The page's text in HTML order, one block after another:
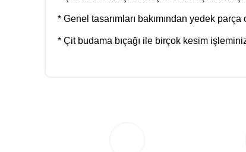
* Genel tasarımları bakımından yedek parça
* Çit budama bıçağı ile birçok kesim